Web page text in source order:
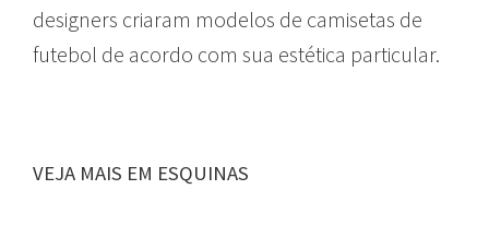
designers criaram modelos de camisetas de
futebol de acordo com sua estética particular.
VEJA MAIS EM ESQUINAS